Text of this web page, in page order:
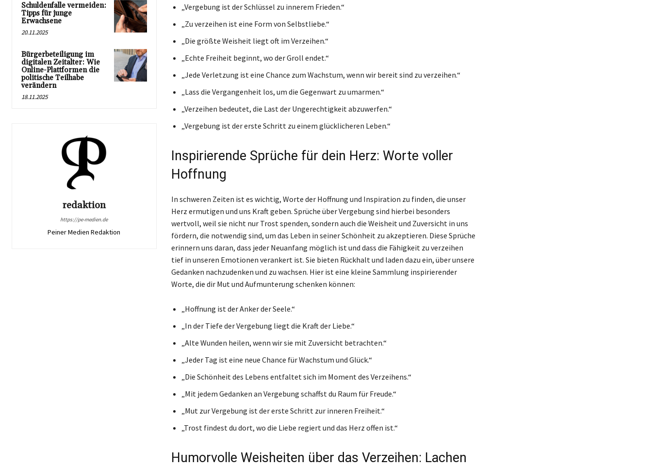
Schuldenfalle vermeiden:
Tipps für junge
Erwachsene
20.11.2025
Bürgerbeteiligung im
digitalen Zeitalter: Wie
Online-Plattformen die
politische Teilhabe
verändern
18.11.2025
redaktion
https://pe-medien.de
Peiner Medien Redaktion
„Vergebung ist der Schlüssel zu innerem Frieden.“
„Zu verzeihen ist eine Form von Selbstliebe.“
„Die größte Weisheit liegt oft im Verzeihen.“
„Echte Freiheit beginnt, wo der Groll endet.“
„Jede Verletzung ist eine Chance zum Wachstum, wenn wir bereit sind zu verzeihen.“
„Lass die Vergangenheit los, um die Gegenwart zu umarmen.“
„Verzeihen bedeutet, die Last der Ungerechtigkeit abzuwerfen.“
„Vergebung ist der erste Schritt zu einem glücklicheren Leben.“
Inspirierende Sprüche für dein Herz: Worte voller
Hoffnung
In schweren Zeiten ist es wichtig, Worte der Hoffnung und Inspiration zu finden, die unser
Herz ermutigen und uns Kraft geben. Sprüche über Vergebung sind hierbei besonders
wertvoll, weil sie nicht nur Trost spenden, sondern auch die Weisheit und Zuversicht in uns
fördern, die notwendig sind, um das Leben in seiner Schönheit zu akzeptieren. Diese Sprüche
erinnern uns daran, dass jeder Neuanfang möglich ist und dass die Fähigkeit zu verzeihen
tief in unseren Emotionen verankert ist. Sie bieten Rückhalt und laden dazu ein, über unsere
Gedanken nachzudenken und zu wachsen. Hier ist eine kleine Sammlung inspirierender
Worte, die dir Mut und Aufmunterung schenken können:
„Hoffnung ist der Anker der Seele.“
„In der Tiefe der Vergebung liegt die Kraft der Liebe.“
„Alte Wunden heilen, wenn wir sie mit Zuversicht betrachten.“
„Jeder Tag ist eine neue Chance für Wachstum und Glück.“
„Die Schönheit des Lebens entfaltet sich im Moment des Verzeihens.“
„Mit jedem Gedanken an Vergebung schaffst du Raum für Freude.“
„Mut zur Vergebung ist der erste Schritt zur inneren Freiheit.“
„Trost findest du dort, wo die Liebe regiert und das Herz offen ist.“
Humorvolle Weisheiten über das Verzeihen: Lachen